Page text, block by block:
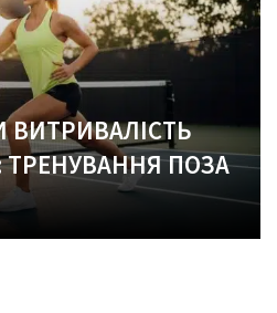
ТРЕНУВАННЯ ПОЗА